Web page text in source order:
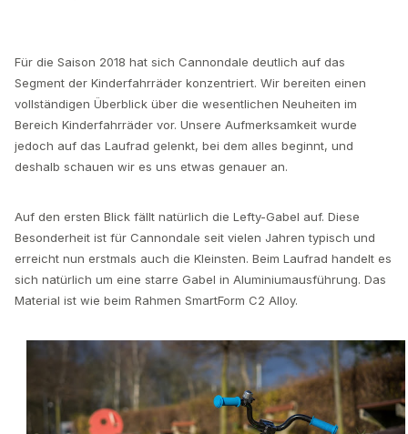
Für die Saison 2018 hat sich Cannondale deutlich auf das
Segment der Kinderfahrräder konzentriert. Wir bereiten einen
vollständigen Überblick über die wesentlichen Neuheiten im
Bereich Kinderfahrräder vor. Unsere Aufmerksamkeit wurde
jedoch auf das Laufrad gelenkt, bei dem alles beginnt, und
deshalb schauen wir es uns etwas genauer an.
Auf den ersten Blick fällt natürlich die Lefty-Gabel auf. Diese
Besonderheit ist für Cannondale seit vielen Jahren typisch und
erreicht nun erstmals auch die Kleinsten. Beim Laufrad handelt es
sich natürlich um eine starre Gabel in Aluminiumausführung. Das
Material ist wie beim Rahmen SmartForm C2 Alloy.